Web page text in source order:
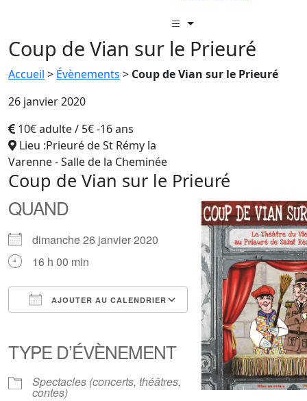
Coup de Vian sur le Prieuré
Accueil > Évènements > Coup de Vian sur le Prieuré
26 janvier 2020
10€ adulte / 5€ -16 ans
Lieu :Prieuré de St Rémy la
Varenne - Salle de la Cheminée
Coup de Vian sur le Prieuré
QUAND
dimanche 26 janvier 2020
16 h 00 min
AJOUTER AU CALENDRIER
Outlook Live
TYPE D’ÉVÈNEMENT
Spectacles (concerts, théâtres,
contes)